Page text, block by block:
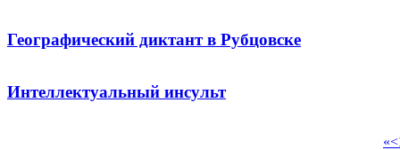
Географический диктант в Рубцовске
Интеллектуальный инсульт
«<